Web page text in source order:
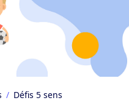
Défis 5 sens